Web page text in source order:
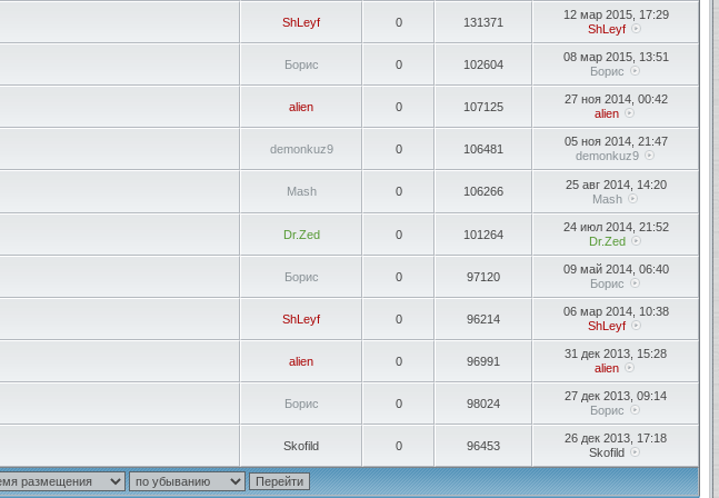
ShLeyf 0 131371
12 мар 2015, 17:29
ShLeyf
Борис 0 102604
08 мар 2015, 13:51
Борис
alien 0 107125
27 ноя 2014, 00:42
alien
demonkuz9 0 106481
05 ноя 2014, 21:47
demonkuz9
Mash 0 106266
25 авг 2014, 14:20
Mash
Dr.Zed 0 101264
24 июл 2014, 21:52
Dr.Zed
Борис 0 97120
09 май 2014, 06:40
Борис
ShLeyf 0 96214
06 мар 2014, 10:38
ShLeyf
alien 0 96991
31 дек 2013, 15:28
alien
Борис 0 98024
27 дек 2013, 09:14
Борис
Skofild 0 96453
26 дек 2013, 17:18
Skofild